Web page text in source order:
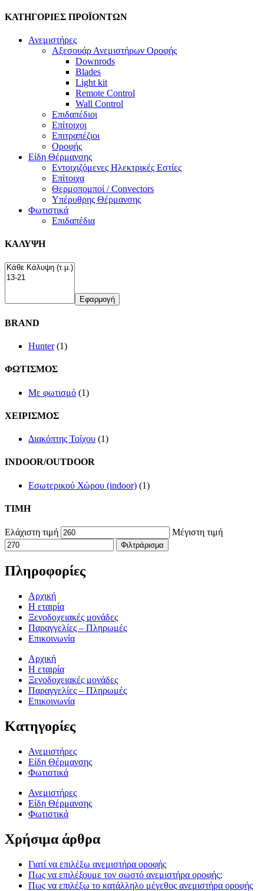
ΚΑΤΗΓΟΡΙΕΣ ΠΡΟΪΟΝΤΩΝ
Ανεμιστήρες
Αξεσουάρ Ανεμιστήρων Οροφής
Downrods
Blades
Light kit
Remote Control
Wall Control
Επιδαπέδιοι
Επίτοιχοι
Επιτραπέζιοι
Οροφής
Είδη Θέρμανσης
Εντοιχιζόμενες Ηλεκτρικές Εστίες
Επίτοιχα
Θερμοπομποί / Convectors
Υπέρυθρης Θέρμανσης
Φωτιστικά
Επιδαπέδια
ΚΑΛΥΨΗ
Εφαρμογή
BRAND
Hunter (1)
ΦΩΤΙΣΜΟΣ
Με φωτισμό (1)
ΧΕΙΡΙΣΜΟΣ
Διακόπτης Τοίχου (1)
INDOOR/OUTDOOR
Εσωτερικού Χώρου (indoor) (1)
TIMH
Ελάχιστη τιμή Μέγιστη τιμή
Φιλτράρισμα
Πληροφορίες
Αρχική
Η εταιρία
Ξενοδοχειακές μονάδες
Παραγγελίες – Πληρωμές
Επικοινωνία
Αρχική
Η εταιρία
Ξενοδοχειακές μονάδες
Παραγγελίες – Πληρωμές
Επικοινωνία
Κατηγορίες
Ανεμιστήρες
Είδη Θέρμανσης
Φωτιστικά
Ανεμιστήρες
Είδη Θέρμανσης
Φωτιστικά
Χρήσιμα άρθρα
Γιατί να επιλέξω ανεμιστήρα οροφής
Πως να επιλέξουμε τον σωστό ανεμιστήρα οροφής;
Πως να επιλέξω το κατάλληλο μέγεθος ανεμιστήρα οροφής